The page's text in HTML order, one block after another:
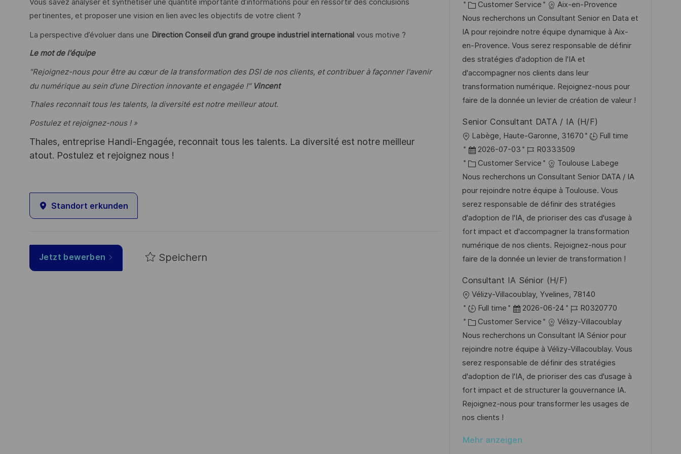
Vous savez analyser et synthétiser une quantité importante d’informations pour en ressortir des conclusions
pertinentes, et proposer une vision en lien avec les objectifs de votre client ?
La perspective d’évoluer dans une Direction Conseil d’un grand groupe industriel international vous motive ?
Le mot de l'équipe
"Rejoignez-nous pour être au cœur de la transformation des DSI de nos clients, et contribuer à façonner l'avenir
du numérique au sein d’une Direction innovante et engagée !" Vincent
Thales reconnait tous les talents, la diversité est notre meilleur atout.
Postulez et rejoignez-nous ! »
Thales, entreprise Handi-Engagée, reconnait tous les talents. La diversité est notre meilleur
atout. Postulez et rejoignez nous !
Standort erkunden
Jetzt bewerben Speichern
f
e
n
t
l
i
c
h
u
n
g
t
a
t
u
m
d
e
r
V
r
ö
f
f
e
n
t
l
c
h
u
n
g
o
b
-
I
D
K
a
t
e
g
o
r
i
Customer Service
Aix-en-Provence
Nous recherchons un Consultant Senior en Data et
IA pour rejoindre notre équipe dynamique à Aix-
en-Provence. Vous serez responsable de définir
des stratégies d'adoption de l'IA et
d'accompagner nos clients dans leur
transformation numérique. Rejoignez-nous pour
faire de la donnée un levier de création de valeur !
Senior Consultant DATA / IA (H/F)
O
r
t
Labège, Haute-Garonne, 31670
Full time
D
a
t
u
m
d
e
r
V
r
ö
f
f
e
n
t
l
i
c
h
u
2026-07-03
J
o
b
-
I
D
R0333509
K
a
t
e
g
o
r
i
Customer Service
Toulouse Labege
Nous recherchons un Consultant Senior DATA / IA
pour rejoindre notre équipe à Toulouse. Vous
serez responsable de définir des stratégies
d'adoption de l'IA, de prioriser des cas d'usage à
fort impact et d'accompagner la transformation
numérique de nos clients. Rejoignez-nous pour
faire de la donnée un levier de transformation !
Consultant IA Sénior (H/F)
O
r
t
Vélizy-Villacoublay, Yvelines, 78140
Full time
D
a
t
u
m
d
e
r
r
2026-06-24
J
o
b
-
I
D
R0320770
K
a
t
e
g
o
r
i
Customer Service
Vélizy-Villacoublay
Nous recherchons un Consultant IA Sénior pour
rejoindre notre équipe à Vélizy-Villacoublay. Vous
serez responsable de définir des stratégies
d'adoption de l'IA, de prioriser des cas d'usage à
fort impact et de structurer la gouvernance IA.
Rejoignez-nous pour transformer les usages de
nos clients !
Mehr anzeigen